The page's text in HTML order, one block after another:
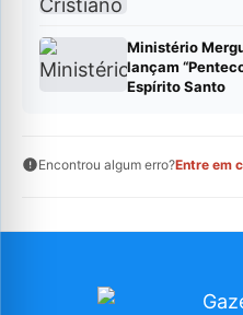
Ministério
lançam
Espírito Santo
Encontrou algum erro?Entre em